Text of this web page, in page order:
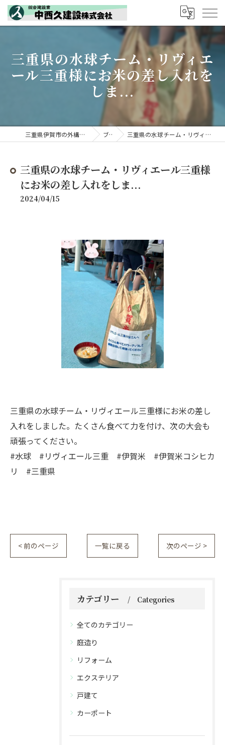
三重県の水球チーム・リヴィエ
ール三重様にお米の差し入れを
しま...
三重県伊賀市の外構工事なら中西久建設株式会社 ブログ 三重県の水球チーム・リヴィエール三重様にお米の差し入れをしま...
三重県の水球チーム・リヴィエール三重様
にお米の差し入れをしま...
2024/04/15
三重県の水球チーム・リヴィエール三重様にお米の差し
入れをしました。たくさん食べて力を付け、次の大会も
頑張ってください。
#水球 #リヴィエール三重 #伊賀米 #伊賀米コシヒカ
リ #三重県
< 前のページ 一覧に戻る 次のページ >
カテゴリー Categories
全てのカテゴリー
庭造り
リフォーム
エクステリア
戸建て
カーポート